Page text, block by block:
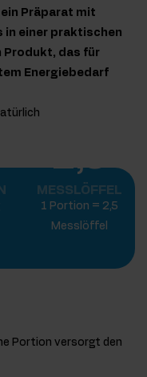
Präparat mit
in einer praktischen
Produkt, das für
Energiebedarf
2,5
MESSLÖFFEL
1 Portion = 2,5
Messlöffel
Portion versorgt den